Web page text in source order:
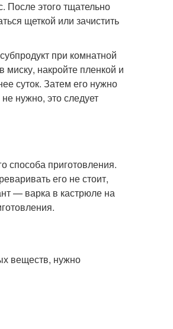
После этого тщательно
щеткой или зачистить
при комнатной
миску, накройте пленкой и
суток. Затем его нужно
нужно, это следует
способа приготовления.
его не стоит,
— варка в кастрюле на
веществ, нужно